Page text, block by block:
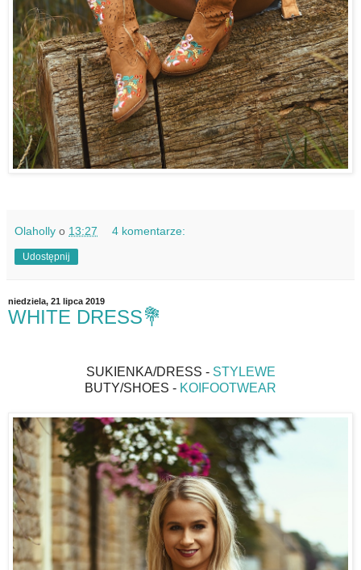
Olaholly o 13:27 4 komentarze:
Udostępnij
niedziela, 21 lipca 2019
WHITE DRESS💐
SUKIENKA/DRESS - STYLEWE
BUTY/SHOES - KOIFOOTWEAR